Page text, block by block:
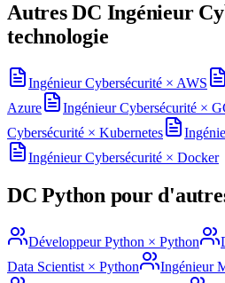
Autres DC Ingénieur
technologie
Ingénieur Cybersécurité × AWS
Azure
Ingénieur Cybersécurité ×
Cybersécurité × Kubernetes
Ingénieur Cybersécurité × Docker
DCPython pour
Développeur Python × Python
Data Scientist × Python Ingénieur